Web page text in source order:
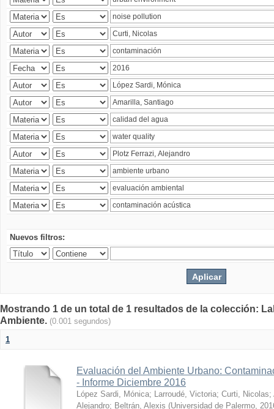
Nuevos filtros:
Mostrando 1 de un total de 1 resultados de la colección:
Ambiente. (0.001 segundos)
1
Evaluación del Ambiente Urbano:
- Informe Diciembre 2016
López Sardi, Mónica; Larroudé, Victoria; Curti, Nicolas;
Alejandro; Beltrán, Alexis (Universidad de Palermo,